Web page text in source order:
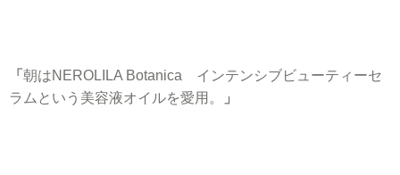
「 朝はNEROLILA Botanica インテンシブビューティーセ
ラムという美容液オイルを愛用。
」